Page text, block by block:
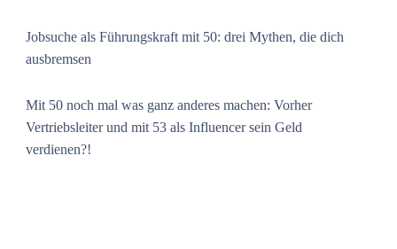
Jobsuche als Führungskraft mit 50: drei Mythen, die dich
ausbremsen
Mit 50 noch mal was ganz anderes machen: Vorher
Vertriebsleiter und mit 53 als Influencer sein Geld
verdienen?!